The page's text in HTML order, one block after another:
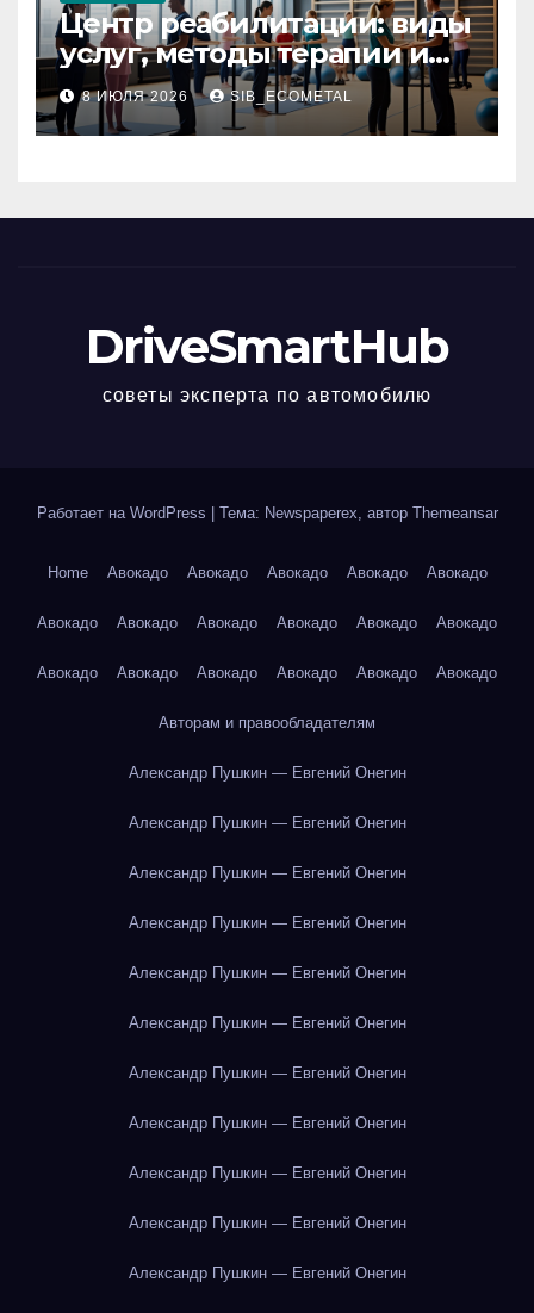
Центр реабилитации: виды
услуг, методы терапии и
критерии качества
8 ИЮЛЯ 2026 SIB_ECOMETAL
DriveSmartHub
советы эксперта по автомобилю
Работает на WordPress Тема: Newspaperex, автор Themeansar
Home Авокадо Авокадо Авокадо Авокадо Авокадо
Авокадо Авокадо Авокадо Авокадо Авокадо Авокадо
Авокадо Авокадо Авокадо Авокадо Авокадо Авокадо
Авторам и правообладателям
Александр Пушкин — Евгений Онегин
Александр Пушкин — Евгений Онегин
Александр Пушкин — Евгений Онегин
Александр Пушкин — Евгений Онегин
Александр Пушкин — Евгений Онегин
Александр Пушкин — Евгений Онегин
Александр Пушкин — Евгений Онегин
Александр Пушкин — Евгений Онегин
Александр Пушкин — Евгений Онегин
Александр Пушкин — Евгений Онегин
Александр Пушкин — Евгений Онегин